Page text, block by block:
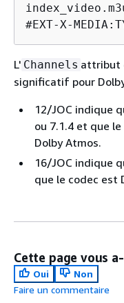
#EXT-X-
L' Channels attribut
significatif pour
12/JOC indique
ou 7.1.4 et que
Dolby Atmos.
16/JOC indique
que le codec est
Cette page vous
Oui
Non
Faire un commentaire